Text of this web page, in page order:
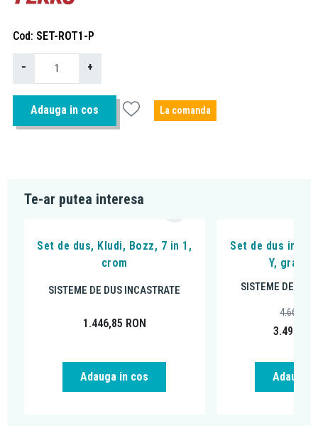
Cod SET-ROT1-P
− +
Adauga in cos La comanda
Te-ar putea interesa
Set de dus, Kludi, Bozz, 7 in 1,
crom
SISTEME DE DUS INCASTRATE
1.446,85 RON
Adauga in cos
Set de dus
Y, grafit
SISTEME DE
3.497,00
4.663,66
Adauga